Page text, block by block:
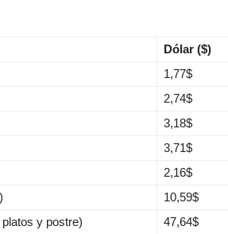
Dólar ($)
1,77$
2,74$
3,18$
3,71$
2,16$
10,59$
y postre)
47,64$